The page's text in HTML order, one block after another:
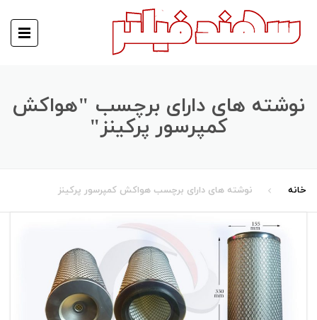
نوشته های دارای برچسب "هواکش
کمپرسور پرکینز"
خانه نوشته های دارای برچسب هواکش کمپرسور پرکینز